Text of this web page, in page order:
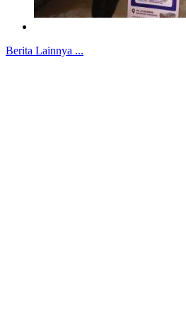
Berita Lainnya ...